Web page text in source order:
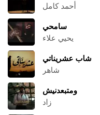
أحمد كامل
سامحي
يحيي علاء
شاب عشريناتي
شاهر
ومتبعدنيش
زاد